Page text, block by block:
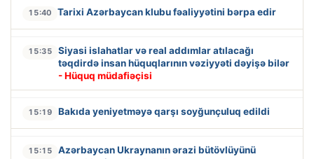
15:40 Tarixi Azərbaycan klubu fəaliyyətini bərpa edir
15:35
Siyasi islahatlar və real addımlar atılacağı
təqdirdə insan hüquqlarının vəziyyəti dəyişə bilər
- Hüquq müdafiəçisi
15:19 Bakıda yeniyetməyə qarşı soyğunçuluq edildi
15:15
Azərbaycan Ukraynanın ərazi bütövlüyünü